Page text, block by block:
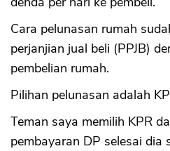
Cara pelunasan rumah
perjanjian jual beli (PPJB)
pembelian rumah.
Pilihan pelunasan adalah
Teman saya memilih KPR
pembayaran DP selesai dia